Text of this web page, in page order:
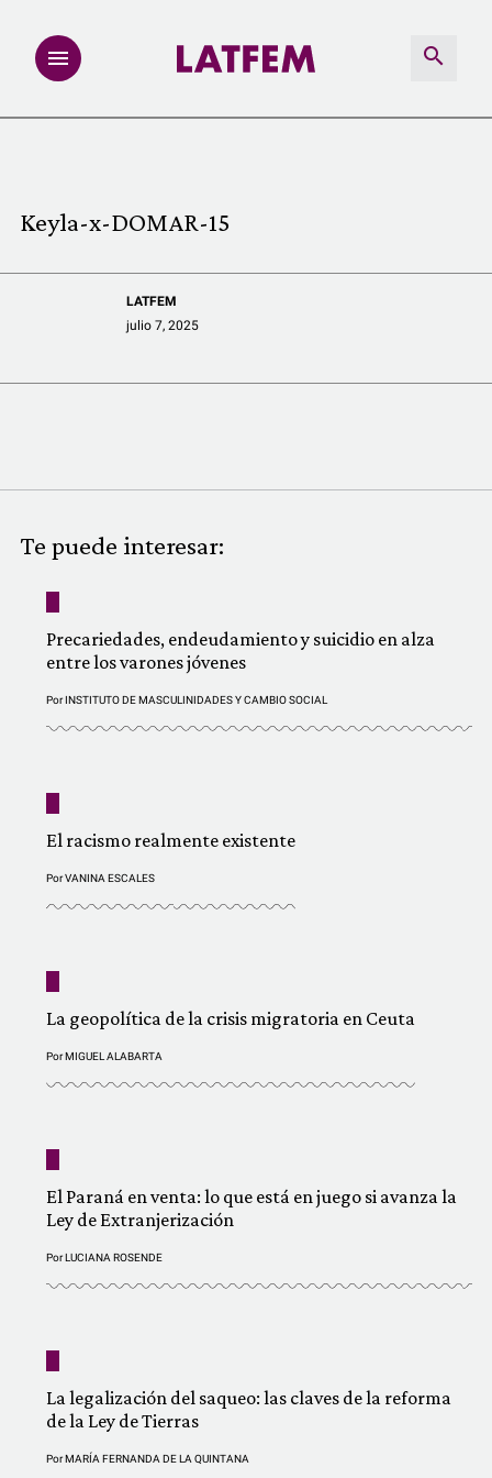
REDACCIÓN ABIERTA
LATFEMLAB.
QUIÉNES SOMOS
Keyla-x-DOMAR-15
LATFEM
julio 7, 2025
Te puede interesar:
Precariedades, endeudamiento y suicidio en alza
entre los varones jóvenes
PorINSTITUTO DE MASCULINIDADES Y CAMBIO SOCIAL
El racismo realmente existente
PorVANINA ESCALES
La geopolítica de la crisis migratoria en Ceuta
PorMIGUEL ALABARTA
El Paraná en venta: lo que está en juego si avanza la
Ley de Extranjerización
PorLUCIANA ROSENDE
La legalización del saqueo: las claves de la reforma
de la Ley de Tierras
PorMARÍA FERNANDA DE LA QUINTANA